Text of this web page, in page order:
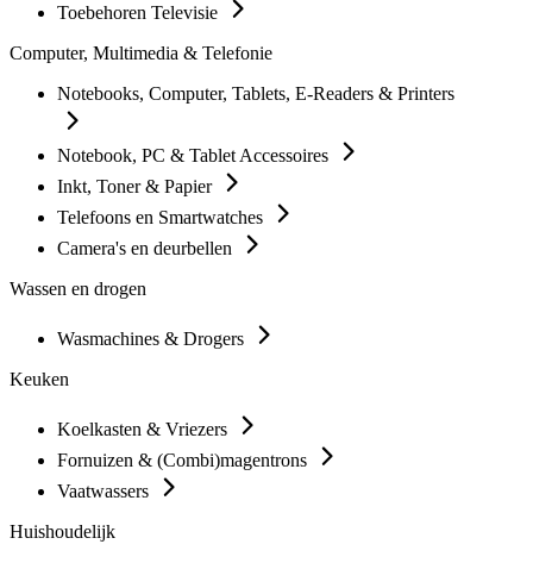
Toebehoren Televisie
Computer, Multimedia & Telefonie
Notebooks, Computer, Tablets, E-Readers & Printers
Notebook, PC & Tablet Accessoires
Inkt, Toner & Papier
Telefoons en Smartwatches
Camera's en deurbellen
Wassen en drogen
Wasmachines & Drogers
Keuken
Koelkasten & Vriezers
Fornuizen & (Combi)magentrons
Vaatwassers
Huishoudelijk